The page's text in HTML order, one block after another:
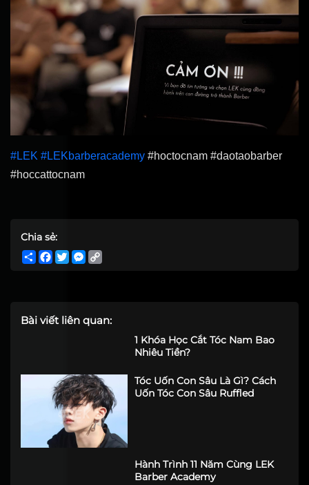
#LEK #LEKbarberacademy #hoctocnam #daotaobarber
#hoccattocnam
Chia sẻ:
ShareFacebook
TwitterMessenger
Bài viết liên quan:
1 Khóa Học Cắt Tóc Nam Bao
Nhiêu Tiền?